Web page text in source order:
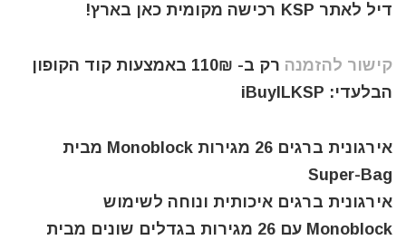
דיל לאתר KSP רכישה מקומית כאן בארץ!
קישור להזמנה
רק ב- 110₪ באמצעות קוד הקופון
הבלעדי: iBuyILKSP
אירגונית ברגים 26 מגירות Monoblock מבית
Super-Bag
אירגונית ברגים איכותית ונוחה לשימוש
Monoblock עם 26 מגירות בגדלים שונים מבית